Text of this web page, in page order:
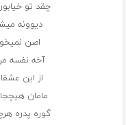
چقد تو
دیوونه
اصن
آخه نفسه
از این
مامان
گوره پدره